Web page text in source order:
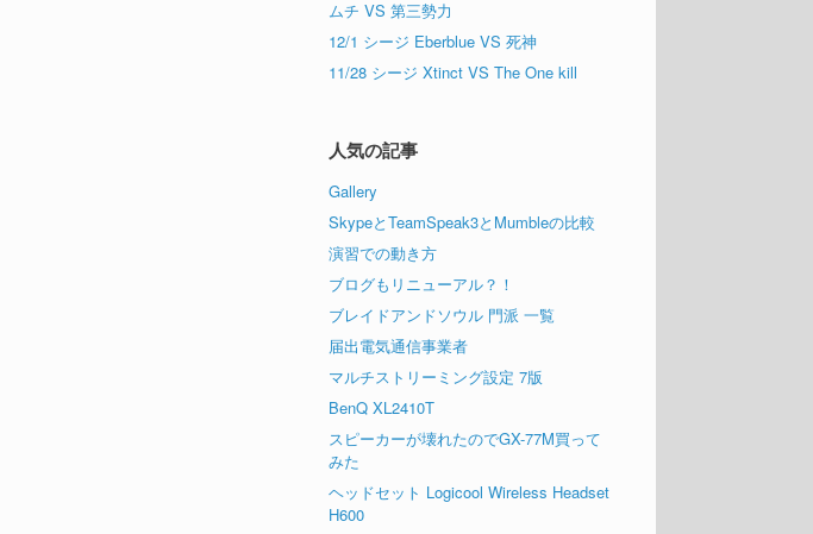
ムチ VS 第三勢力
12/1 シージ Eberblue VS 死神
11/28 シージ Xtinct VS The One kill
人気の記事
Gallery
SkypeとTeamSpeak3とMumbleの比較
演習での動き方
ブログもリニューアル？！
ブレイドアンドソウル 門派 一覧
届出電気通信事業者
マルチストリーミング設定 7版
BenQ XL2410T
スピーカーが壊れたのでGX-77M買って
みた
ヘッドセット Logicool Wireless Headset
H600